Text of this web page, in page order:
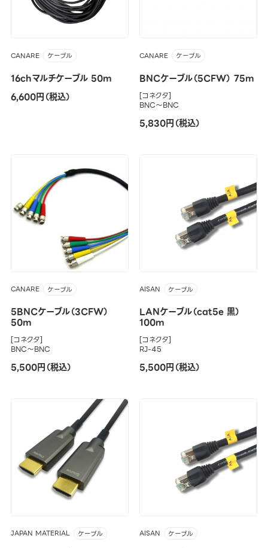
CANARE ケーブル
16chマルチケーブル 50m
6,600円（税込）
CANARE ケーブル
BNCケーブル（5CFW） 75m
[コネクタ]
BNC～BNC
5,830円（税込）
CANARE ケーブル
5BNCケーブル（3CFW）
50m
[コネクタ]
BNC～BNC
5,500円（税込）
AISAN ケーブル
LANケーブル（cat5e 黒）
100m
[コネクタ]
RJ-45
5,500円（税込）
JAPAN MATERIAL ケーブル AISAN ケーブル